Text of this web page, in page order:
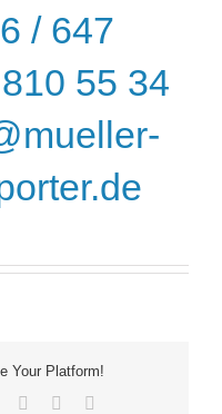
/ 647
55 34
Your Platform!
TumblrPinterest